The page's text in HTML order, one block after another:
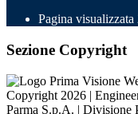
Pagina visualizzata
Sezione Copyright
Copyright 2026 |
Parma S.p.A. | Divisione